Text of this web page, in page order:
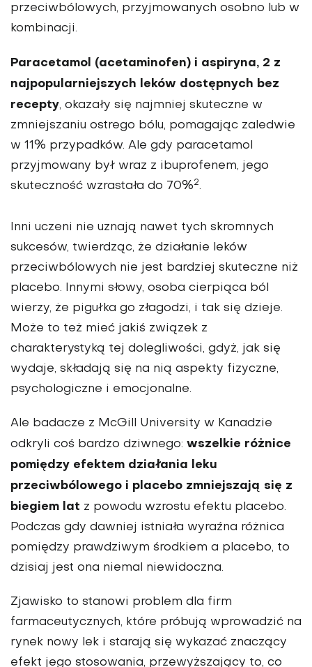
przeciwbólowych, przyjmowanych osobno lub w
kombinacji.
Paracetamol (acetaminofen) i aspiryna, 2 z
najpopularniejszych leków dostępnych bez
recepty, okazały się najmniej skuteczne w
zmniejszaniu ostrego bólu, pomagając zaledwie
w 11% przypadków. Ale gdy paracetamol
przyjmowany był wraz z ibuprofenem, jego
skuteczność wzrastała do 70%2.
Inni uczeni nie uznają nawet tych skromnych
sukcesów, twierdząc, że działanie leków
przeciwbólowych nie jest bardziej skuteczne niż
placebo. Innymi słowy, osoba cierpiąca ból
wierzy, że pigułka go złagodzi, i tak się dzieje.
Może to też mieć jakiś związek z
charakterystyką tej dolegliwości, gdyż, jak się
wydaje, składają się na nią aspekty fizyczne,
psychologiczne i emocjonalne.
Ale badacze z McGill University w Kanadzie
odkryli coś bardzo dziwnego: wszelkie różnice
pomiędzy efektem działania leku
przeciwbólowego i placebo zmniejszają się z
biegiem lat z powodu wzrostu efektu placebo.
Podczas gdy dawniej istniała wyraźna różnica
pomiędzy prawdziwym środkiem a placebo, to
dzisiaj jest ona niemal niewidoczna.
Zjawisko to stanowi problem dla firm
farmaceutycznych, które próbują wprowadzić na
rynek nowy lek i starają się wykazać znaczący
efekt jego stosowania, przewyższający to, co